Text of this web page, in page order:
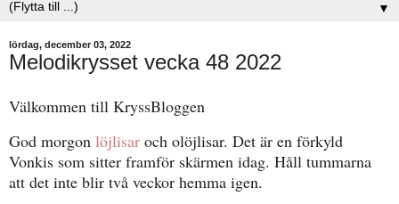
▼
lördag, december 03, 2022
Melodikrysset vecka 48 2022
Välkommen till KryssBloggen
God morgon löjlisar och olöjlisar. Det är en förkyld
Vonkis som sitter framför skärmen idag. Håll tummarna
att det inte blir två veckor hemma igen.